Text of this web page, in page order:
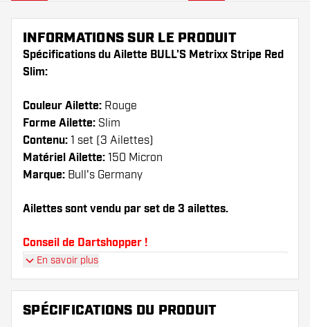
INFORMATIONS SUR LE PRODUIT
Spécifications du Ailette BULL'S Metrixx Stripe Red
Slim:
Couleur Ailette: Rouge
Forme Ailette: Slim
Contenu: 1 set (3 Ailettes)
Matériel Ailette: 150 Micron
Marque: Bull's Germany
Ailettes sont vendu par set de 3 ailettes.
Conseil de Dartshopper !
et de tiges. Ils peuvent être endommagés ou
cassés à l'usage.
En savoir plus
SPÉCIFICATIONS DU PRODUIT